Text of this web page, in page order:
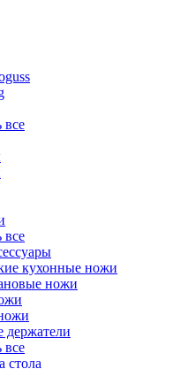
все
все
кухонные ножи
ножи
все
стола